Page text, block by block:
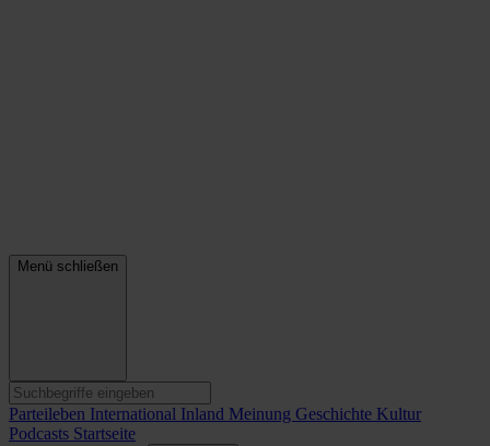
Menü schließen
Parteileben International Inland Meinung Geschichte Kultur
Podcasts Startseite